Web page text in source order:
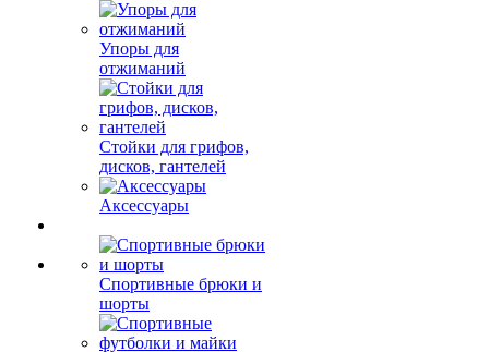
Упоры для
отжиманий
Стойки для грифов,
дисков, гантелей
Аксессуары
Спортивные брюки и
шорты